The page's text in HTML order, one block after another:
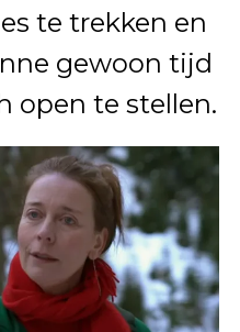
te trekken en
gewoon tijd
open te stellen.